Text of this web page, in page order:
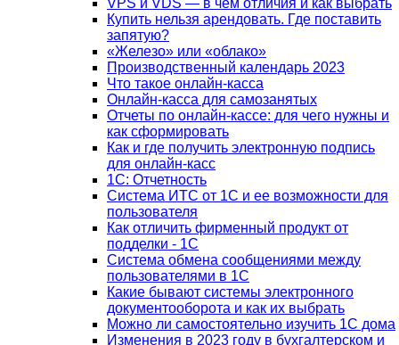
VPS и VDS — в чем отличия и как выбрать
Купить нельзя арендовать. Где поставить
запятую?
«Железо» или «облако»
Производственный календарь 2023
Что такое онлайн-касса
Онлайн-касса для самозанятых
Отчеты по онлайн-кассе: для чего нужны и
как сформировать
Как и где получить электронную подпись
для онлайн-касс
1С: Отчетность
Система ИТС от 1С и ее возможности для
пользователя
Как отличить фирменный продукт от
подделки - 1С
Система обмена сообщениями между
пользователями в 1С
Какие бывают системы электронного
документооборота и как их выбрать
Можно ли самостоятельно изучить 1С дома
Изменения в 2023 году в бухгалтерском и